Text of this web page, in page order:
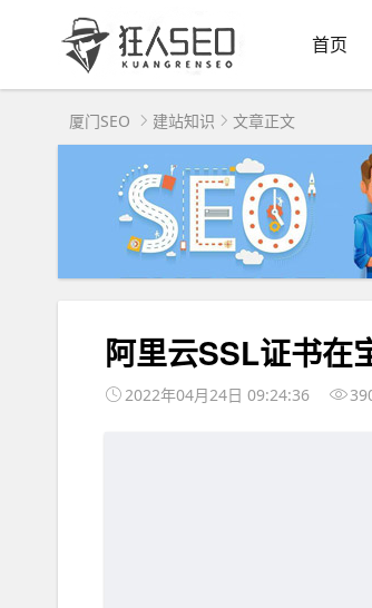
首页
厦门SEO 建站知识 文章正文
阿里云SSL证书
2022年04月24日 09:24:36